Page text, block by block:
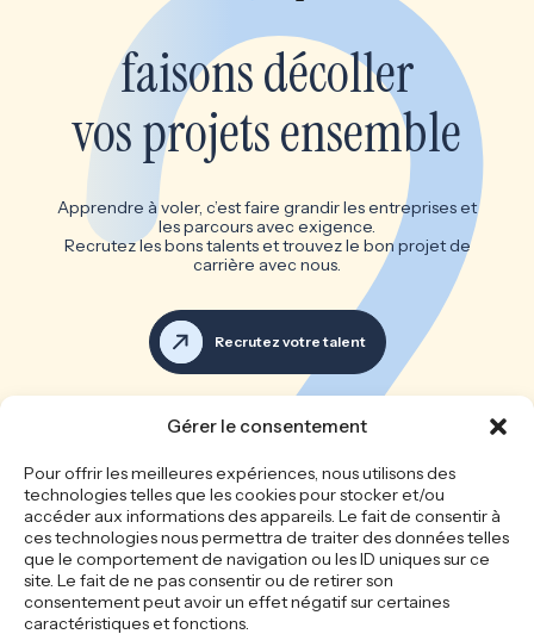
Gérer le consentement
Pour offrir les meilleures expériences, nous utilisons des
technologies telles que les cookies pour stocker et/ou
accéder aux informations des appareils. Le fait de consentir à
ces technologies nous permettra de traiter des données telles
que le comportement de navigation ou les ID uniques sur ce
site. Le fait de ne pas consentir ou de retirer son
consentement peut avoir un effet négatif sur certaines
caractéristiques et fonctions.
faisons décoller
vos projets ensemble
Apprendre à voler, c’est faire grandir les entreprises et
les parcours avec exigence.
Recrutez les bons talents et trouvez le bon projet de
carrière avec nous.
Recrutez votre talent
Les bonnes équipes font les
grandes entreprises
Accueil
Le cabinet
Recrutement
Nos offres d’emploi